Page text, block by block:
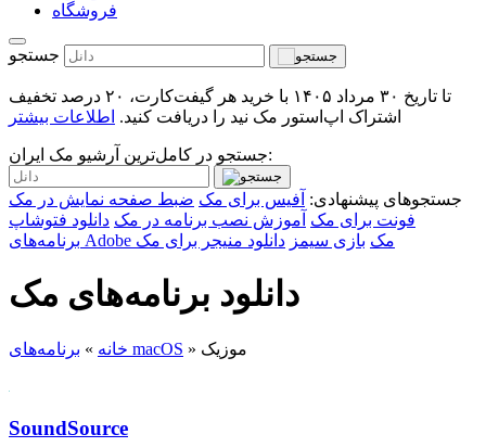
فروشگاه
جستجو
تا تاریخ ۳۰ مرداد ۱۴۰۵ با خرید هر گیفت‌کارت، ۲۰ درصد تخفیف
اشتراک اپ‌استور مک نید را دریافت کنید. اطلاعات بیشتر
جستجو در کامل‌ترین آرشیو مک ایران:
جستجوهای پیشنهادی: آفیس برای مک ضبط صفحه نمایش در مک
فونت برای مک آموزش نصب برنامه در مک دانلود فتوشاپ
برنامه‌های Adobe مک بازی سیمز دانلود منیجر برای مک
دانلود برنامه‌های مک
خانه » برنامه‌های macOS » موزیک
SoundSource